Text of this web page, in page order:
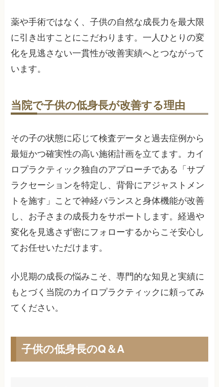
薬や手術ではなく、子供の自然な成長力を最大限
に引き出すことにこだわります。一人ひとりの変
化を見逃さない一貫性が改善実績へとつながって
います。
当院で子供の低身長が改善する理由
その子の状態に応じて検査データと過去症例から
最短かつ確実性の高い施術計画を立てます。カイ
ロプラクティック独自のアプローチである「サブ
ラクセーションを特定し、背骨にアジャストメン
トを施す」ことで神経バランスと身体機能が改善
し、お子さまの成長力をサポートします。経過や
変化を見逃さず密にフォローするからこそ安心し
てお任せいただけます。
小児期の成長の悩みこそ、専門的な知見と実績に
もとづく当院のカイロプラクティックに頼ってみ
てください。
子供の低身長のQ＆A